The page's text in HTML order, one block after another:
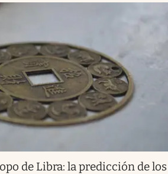
de Libra: la predicción de los